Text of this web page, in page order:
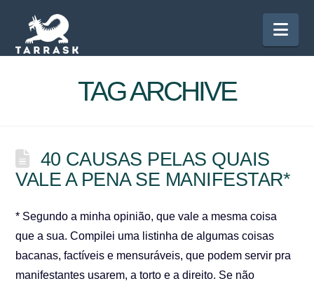
TAG ARCHIVE
40 CAUSAS PELAS QUAIS
VALE A PENA SE MANIFESTAR*
* Segundo a minha opinião, que vale a mesma coisa
que a sua. Compilei uma listinha de algumas coisas
bacanas, factíveis e mensuráveis, que podem servir pra
manifestantes usarem, a torto e a direito. Se não